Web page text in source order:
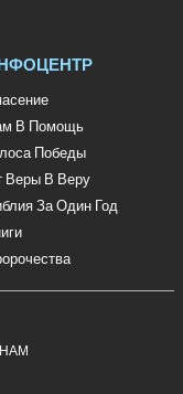
В Помощь
Победы
Веры В Веру
За Один Год